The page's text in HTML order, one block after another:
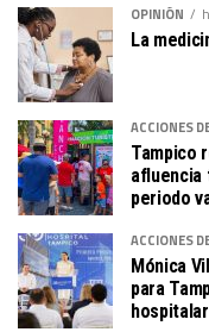
OPINIÓN
La
ACCIONES
Tampico
afluencia
periodo
ACCIONES
Mónica
para